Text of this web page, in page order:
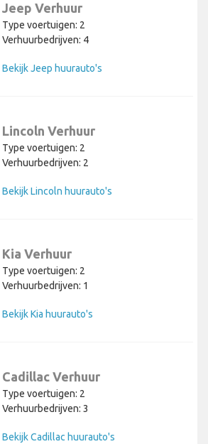
Jeep Verhuur
Type voertuigen: 2
Verhuurbedrijven: 4
Bekijk Jeep huurauto's
Lincoln Verhuur
Type voertuigen: 2
Verhuurbedrijven: 2
Bekijk Lincoln huurauto's
Kia Verhuur
Type voertuigen: 2
Verhuurbedrijven: 1
Bekijk Kia huurauto's
Cadillac Verhuur
Type voertuigen: 2
Verhuurbedrijven: 3
Bekijk Cadillac huurauto's